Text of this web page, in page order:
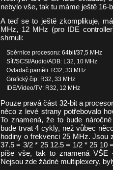
nebylo vše, tak tu máme ještě 16-
A teď se to ještě zkomplikuje,
MHz, 12 MHz (pro IDE
shrnuli:
Sběrnice procesoru: 64bit/37,5 MHz
Síť/SCSI/Audio/ADB: L32, 10 MHz
Ovladač paměti: R32, 33 MHz
Grafický čip: R32, 33 MHz
IDE/Video/TV: R32, 12 MHz
Pouze pravá část 32-bit a
něco z levé strany potřebovalo
To znamená, že to bude
bude trvat 4 cykly, než vůbec
hodiny o frekvenci 25 MHz. Jsou
37.5 = 3/2 * 25 12.5 = 1/2 * 25 10
píše vše, tak to znamená VŠE
Nejsou zde žádné multiplexery,